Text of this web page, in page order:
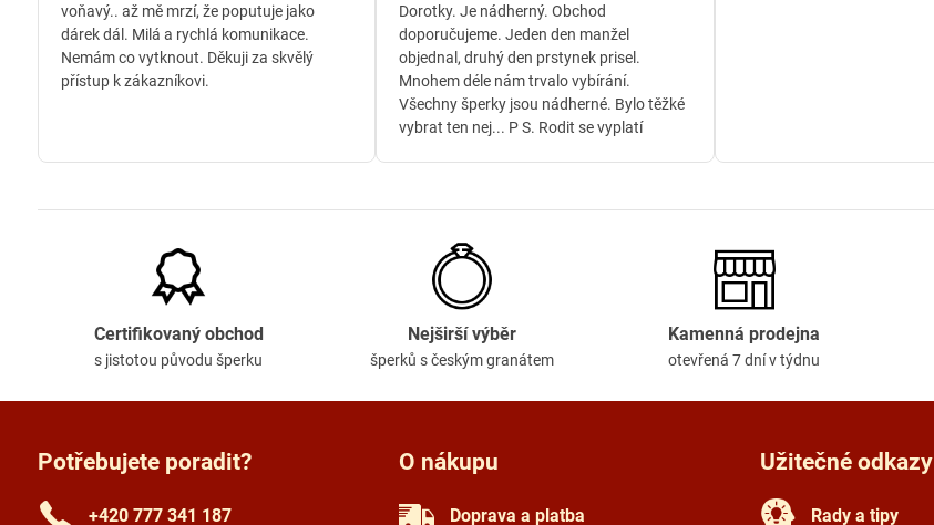
voňavý.. až mě mrzí, že poputuje jako
dárek dál. Milá a rychlá komunikace.
Nemám co vytknout. Děkuji za skvělý
přístup k zákazníkovi.
Dorotky. Je nádherný. Obchod
doporučujeme. Jeden den manžel
objednal, druhý den prstynek prisel.
Mnohem déle nám trvalo vybírání.
Všechny šperky jsou nádherné. Bylo těžké
vybrat ten nej... P S. Rodit se vyplatí
Certifikovaný obchod
s jistotou původu šperku
Nejširší výběr
šperků s českým granátem
Kamenná prodejna
otevřená 7 dní v týdnu
Potřebujete poradit?
+420 777 341 187
O nákupu
Doprava a platba
Užitečné odkazy
Rady a tipy